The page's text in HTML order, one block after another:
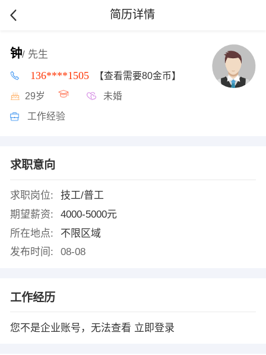
简历详情
钟/ 先生
136****1505 【查看需要80金币】
29岁 未婚
工作经验
求职意向
求职岗位:
技工/普工
期望薪资:
4000-5000元
所在地点:
不限区域
发布时间:
08-08
工作经历
您不是企业账号，无法查看 立即登录